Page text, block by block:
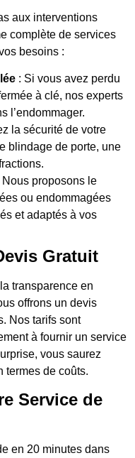
aux interventions
complète de services
besoins :
: Si vous avez perdu
à clé, nos experts
l’endommager.
la sécurité de votre
blindage de porte, une
Nous proposons le
ou endommagées
et adaptés à vos
Gratuit
transparence en
offrons un devis
Nos tarifs sont
à fournir un service
vous saurez
termes de coûts.
Service de
en 20 minutes dans